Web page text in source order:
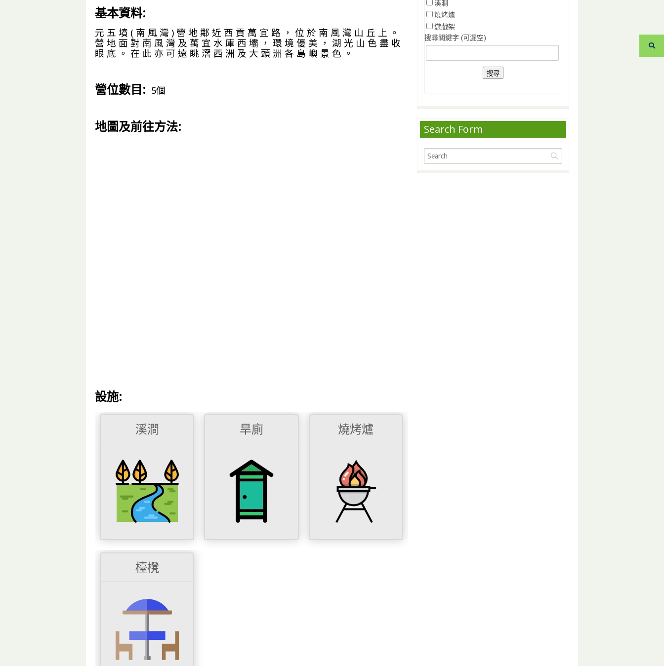
基本資料:
元 五 墳 ( 南 風 灣 ) 營 地 鄰 近 西 貢 萬 宜 路 ， 位 於 南 風 灣 山 丘 上 。
營 地 面 對 南 風 灣 及 萬 宜 水 庫 西 壩 ， 環 境 優 美 ， 湖 光 山 色 盡 收
眼 底 。 在 此 亦 可 遠 眺 滘 西 洲 及 大 頭 洲 各 島 嶼 景 色 。
營位數目: 5個
地圖及前往方法:
設施:
溪澗 旱廁 燒烤爐
檯櫈
溪澗
燒烤爐
遊戲架
搜尋關鍵字 (可漏空)
Search Form